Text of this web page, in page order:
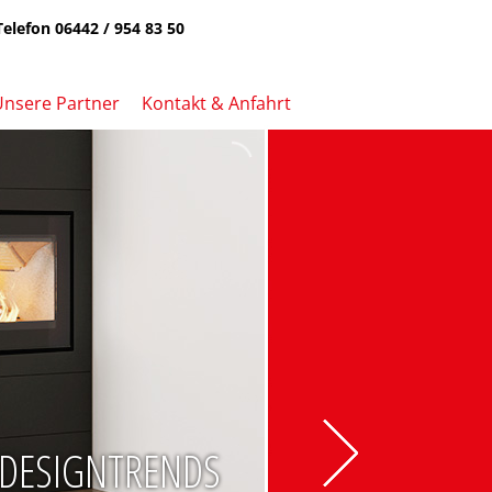
06442 / 954 83 50
Partner Kontakt & Anfahrt